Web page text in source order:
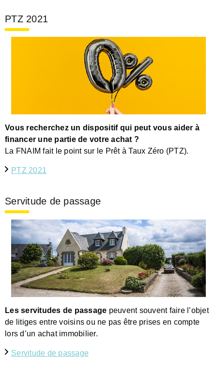
PTZ 2021
Vous recherchez un dispositif qui peut vous aider à
financer une partie de votre achat ?
La FNAIM fait le point sur le Prêt à Taux Zéro (PTZ).
PTZ 2021
Servitude de passage
Les servitudes de passage peuvent souvent faire l’objet
de litiges entre voisins ou ne pas être prises en compte
lors d’un achat immobilier.
Servitude de passage